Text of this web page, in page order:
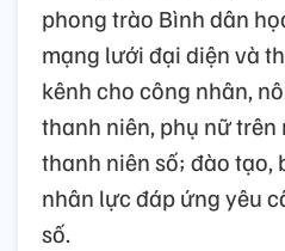
phong trào Bình dân
mạng lưới đại diện và
kênh cho công nhân,
thanh niên, phụ nữ
thanh niên số; đào tạo,
nhân lực đáp ứng yêu
số.